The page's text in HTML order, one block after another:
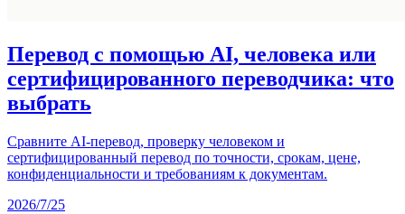
Перевод с помощью AI, человека или
сертифицированного переводчика: что
выбрать
Сравните AI-перевод, проверку человеком и
сертифицированный перевод по точности, срокам, цене,
конфиденциальности и требованиям к документам.
2026/7/25